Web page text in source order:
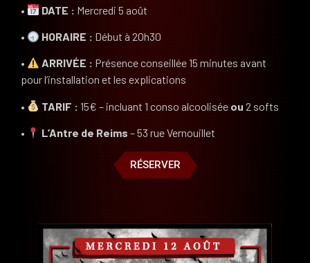
• DATE : Mercredi 5 août
• HORAIRE : Début à 20h30
• ARRIVÉE : Présence conseillée 15 minutes avant
pour l’installation et les explications
• TARIF : 15€ – incluant 1 conso alcoolisée ou 2 softs
• L’Antre de Reims – 53 rue Vernouillet
RÉSERVER